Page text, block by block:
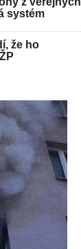
systém
že ho